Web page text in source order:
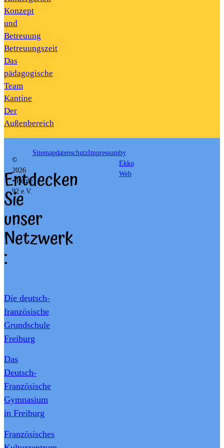
Konzept
und
Betreuung
Betreuungszeit
Das
pädagogische
Team
Kantine
Der
Außenbereich
Entdecken
Sie
unser
Netzwerk
:
Die deutsch-
französische
Grundschule
Freiburg
Das
Deutsch-
Französische
Gymnasium
in Freiburg
Französisches
©
2026
• École
92 e.V.
SitemapdatenschutzImpressumby
Ekko
Web